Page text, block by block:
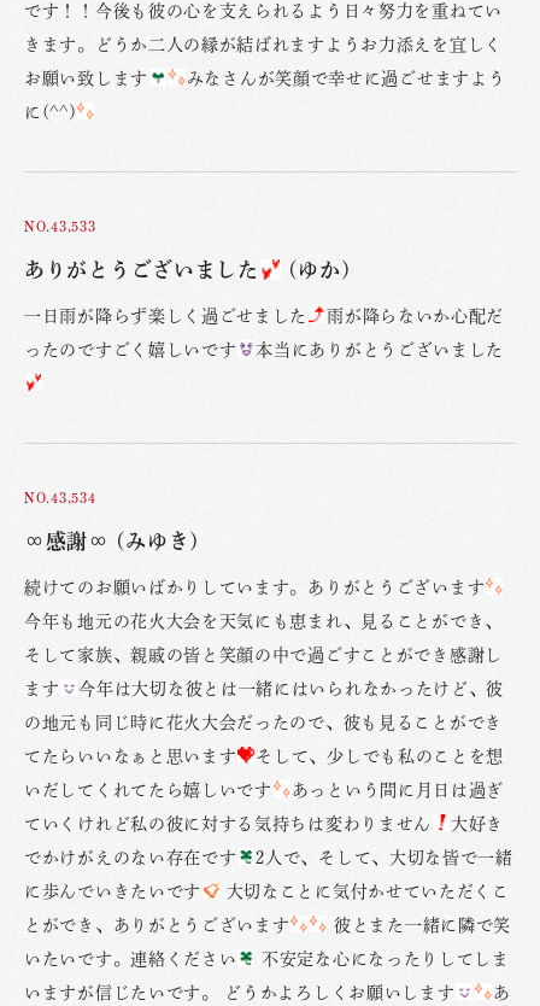
です！！今後も彼の心を支えられるよう日々努力を重ねてい
きます。どうか二人の縁が結ばれますようお力添えを宜しく
お願い致します
みなさんが笑顔で幸せに過ごせますよう
に(^^)
NO.43,533
ありがとうございました (ゆか)
一日雨が降らず楽しく過ごせました
雨が降らないか心配だ
ったのですごく嬉しいです
本当にありがとうございました
NO.43,534
∞感謝∞ (みゆき)
続けてのお願いばかりしています。ありがとうございます
今年も地元の花火大会を天気にも恵まれ、見ることができ、
そして家族、親戚の皆と笑顔の中で過ごすことができ感謝し
ます
今年は大切な彼とは一緒にはいられなかったけど、彼
の地元も同じ時に花火大会だったので、彼も見ることができ
てたらいいなぁと思います
そして、少しでも私のことを想
いだしてくれてたら嬉しいです
あっという間に月日は過ぎ
ていくけれど私の彼に対する気持ちは変わりません
大好き
でかけがえのない存在です
2人で、そして、大切な皆で一緒
に歩んでいきたいです
大切なことに気付かせていただくこ
とができ、ありがとうございます
彼とまた一緒に隣で笑
いたいです。連絡ください
不安定な心になったりしてしま
いますが信じたいです。 どうかよろしくお願いします
あ